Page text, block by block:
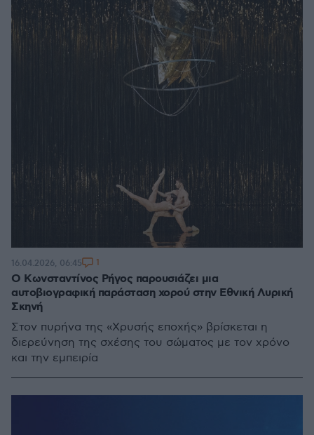
Ο Κωνσταντίνος Ρήγος παρουσιάζει μια
αυτοβιογραφική παράσταση χορού στην Εθνική Λυρική
Σκηνή
Στον πυρήνα της «Χρυσής εποχής» βρίσκεται η
διερεύνηση της σχέσης του σώματος με τον χρόνο
και την εμπειρία
16.04.2026, 06:45 1